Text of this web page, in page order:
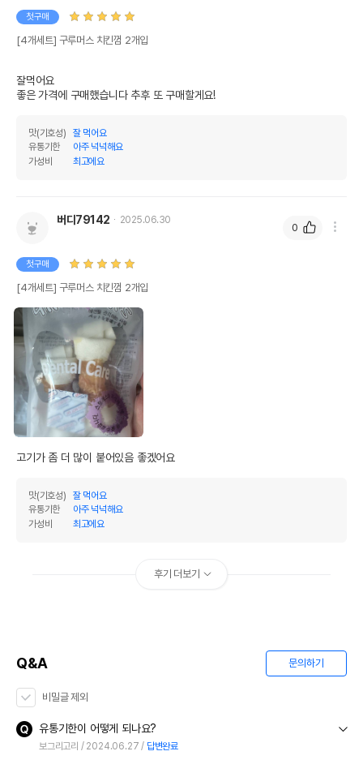
첫구매
[4개세트] 구루머스 치킨껌 2개입
잘먹어요
좋은 가격에 구매했습니다 추후 또 구매할게요!
맛(기호성)
잘 먹어요
유통기한
아주 넉넉해요
가성비
최고에요
버디79142 2025.06.30
첫구매
[4개세트] 구루머스 치킨껌 2개입
고기가 좀 더 많이 붙어있음 좋겠어요
맛(기호성)
잘 먹어요
유통기한
아주 넉넉해요
가성비
최고에요
0
후기 더보기
Q&A 문의하기
비밀글 제외
유통기한이 어떻게 되나요?
보그리고리 2024.06.27 답변완료